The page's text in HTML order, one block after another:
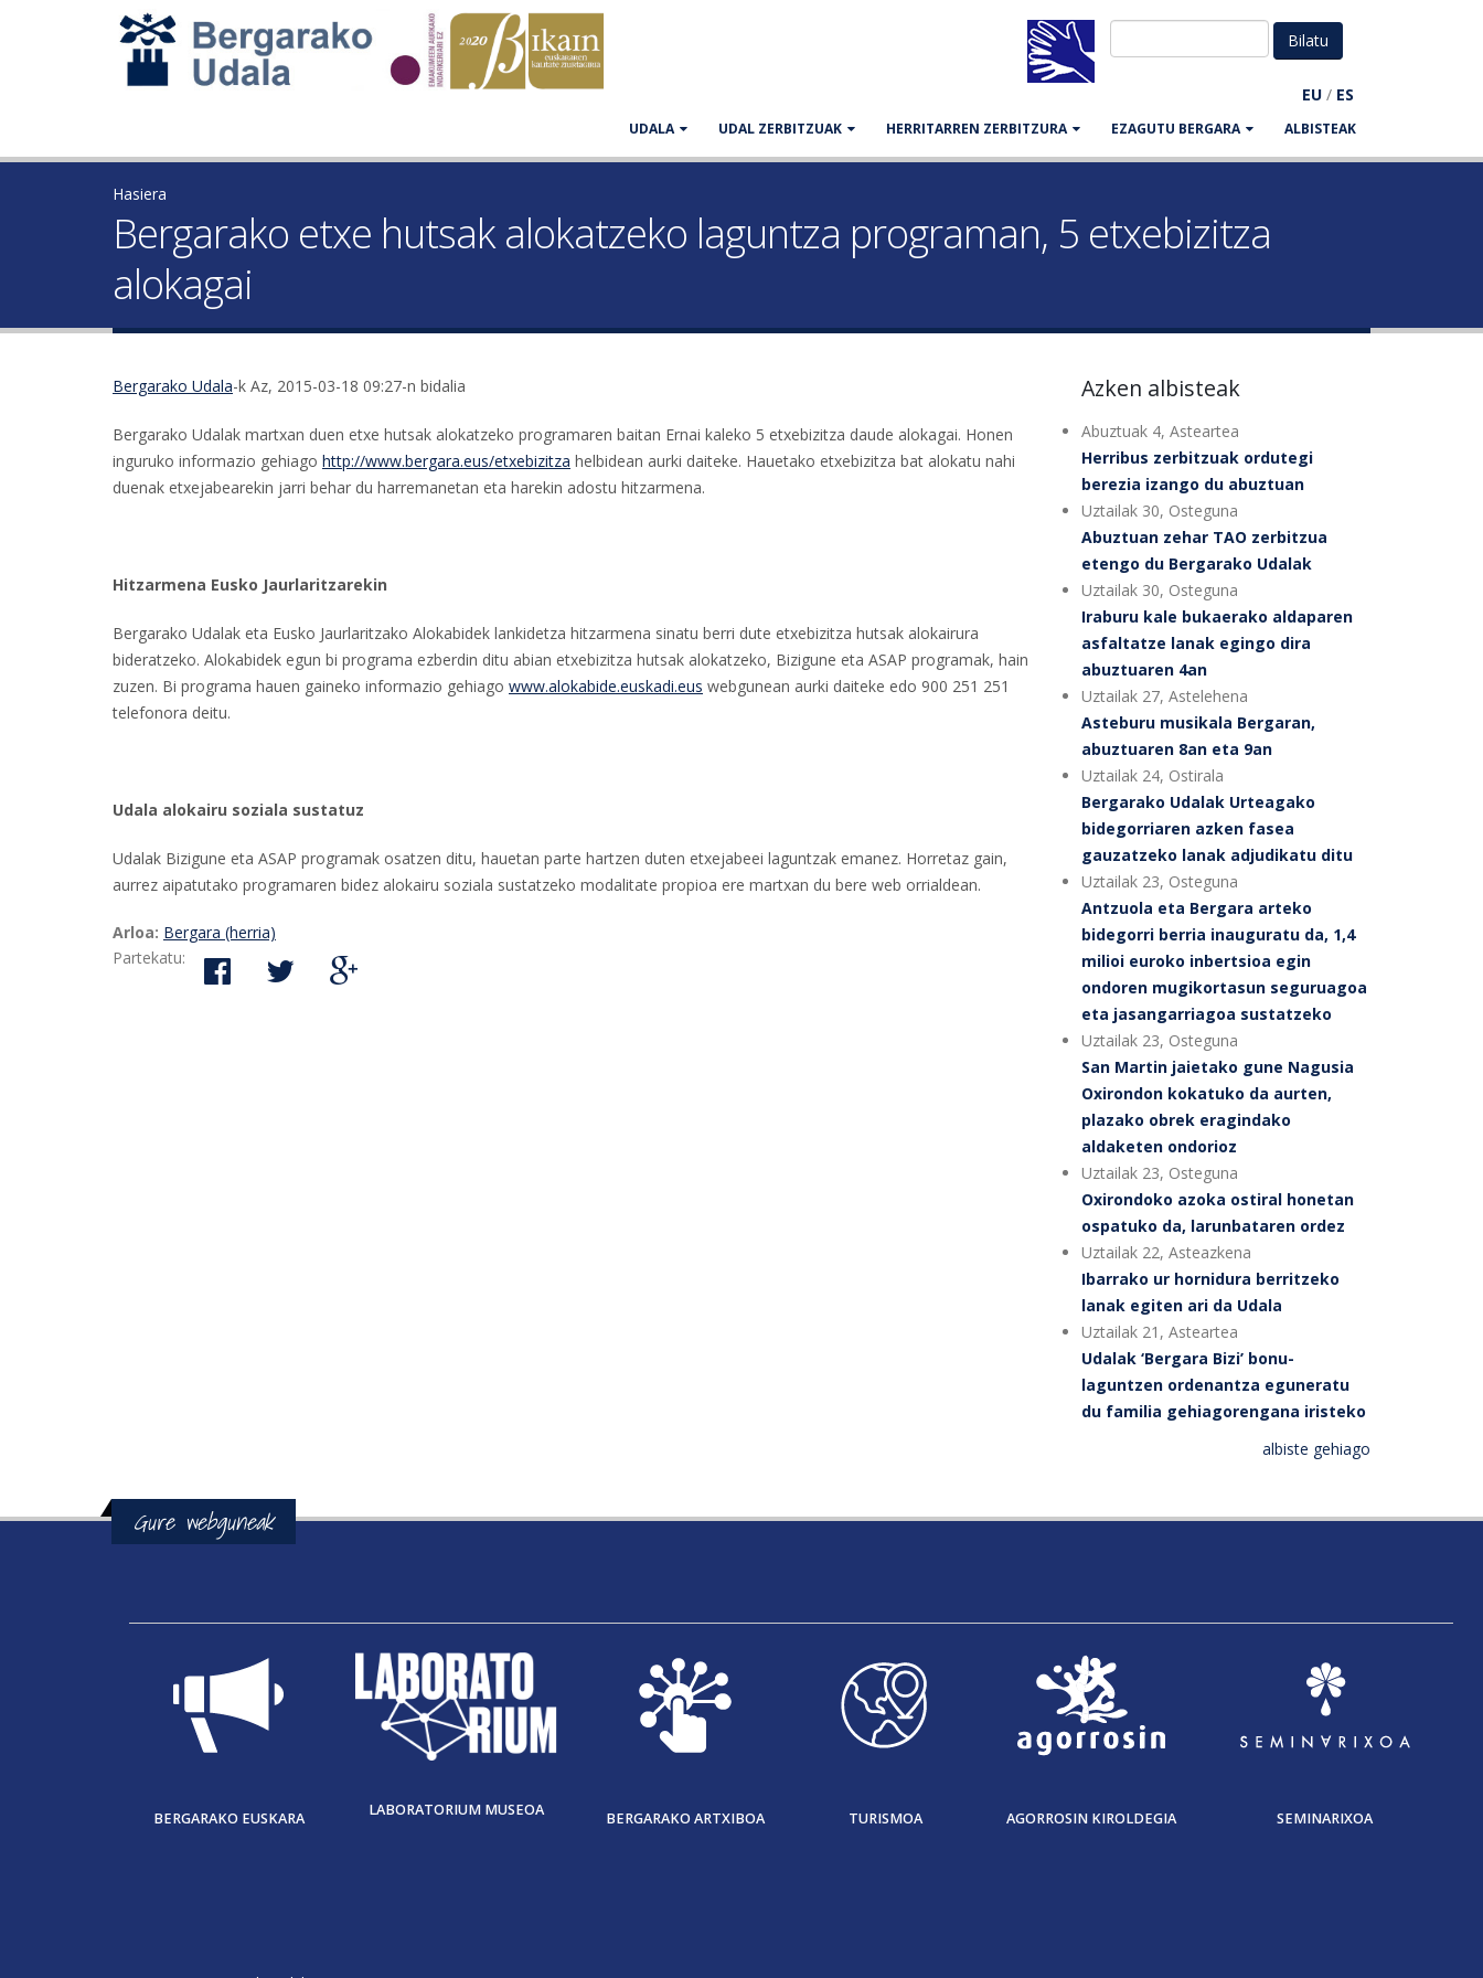
EU / ES
UDALA UDAL ZERBITZUAK HERRITARREN ZERBITZURA EZAGUTU BERGARA ALBISTEAK
Hasiera
Bergarako etxe hutsak alokatzeko laguntza programan, 5 etxebizitza
alokagai
Bergarako Udala-k Az, 2015-03-18 09:27-n bidalia
Bergarako Udalak martxan duen etxe hutsak alokatzeko programaren baitan Ernai kaleko 5 etxebizitza daude alokagai. Honen
inguruko informazio gehiago http://www.bergara.eus/etxebizitza helbidean aurki daiteke. Hauetako etxebizitza bat alokatu nahi
duenak etxejabearekin jarri behar du harremanetan eta harekin adostu hitzarmena.
Hitzarmena Eusko Jaurlaritzarekin
Bergarako Udalak eta Eusko Jaurlaritzako Alokabidek lankidetza hitzarmena sinatu berri dute etxebizitza hutsak alokairura
bideratzeko. Alokabidek egun bi programa ezberdin ditu abian etxebizitza hutsak alokatzeko, Bizigune eta ASAP programak, hain
zuzen. Bi programa hauen gaineko informazio gehiago www.alokabide.euskadi.eus webgunean aurki daiteke edo 900 251 251
telefonora deitu.
Udala alokairu soziala sustatuz
Udalak Bizigune eta ASAP programak osatzen ditu, hauetan parte hartzen duten etxejabeei laguntzak emanez. Horretaz gain,
aurrez aipatutako programaren bidez alokairu soziala sustatzeko modalitate propioa ere martxan du bere web orrialdean.
Arloa: Bergara (herria)
Partekatu:
Azken albisteak
Abuztuak 4, Asteartea
Herribus zerbitzuak ordutegi
berezia izango du abuztuan
Uztailak 30, Osteguna
Abuztuan zehar TAO zerbitzua
etengo du Bergarako Udalak
Uztailak 30, Osteguna
Iraburu kale bukaerako aldaparen
asfaltatze lanak egingo dira
abuztuaren 4an
Uztailak 27, Astelehena
Asteburu musikala Bergaran,
abuztuaren 8an eta 9an
Uztailak 24, Ostirala
Bergarako Udalak Urteagako
bidegorriaren azken fasea
gauzatzeko lanak adjudikatu ditu
Uztailak 23, Osteguna
Antzuola eta Bergara arteko
bidegorri berria inauguratu da, 1,4
milioi euroko inbertsioa egin
ondoren mugikortasun seguruagoa
eta jasangarriagoa sustatzeko
Uztailak 23, Osteguna
San Martin jaietako gune Nagusia
Oxirondon kokatuko da aurten,
plazako obrek eragindako
aldaketen ondorioz
Uztailak 23, Osteguna
Oxirondoko azoka ostiral honetan
ospatuko da, larunbataren ordez
Uztailak 22, Asteazkena
Ibarrako ur hornidura berritzeko
lanak egiten ari da Udala
Uztailak 21, Asteartea
Udalak ‘Bergara Bizi’ bonu-
laguntzen ordenantza eguneratu
du familia gehiagorengana iristeko
albiste gehiago
Gure webguneak
BERGARAKO EUSKARA LABORATORIUM MUSEOA BERGARAKO ARTXIBOA TURISMOA AGORROSIN KIROLDEGIA SEMINARIXOA